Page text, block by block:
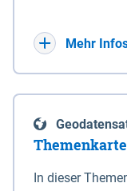
Deichbehörde
enthalten. Sperrwerke Sperrwerke sind Bauwerke
mit
Schutz eines
Mehr
In dieser